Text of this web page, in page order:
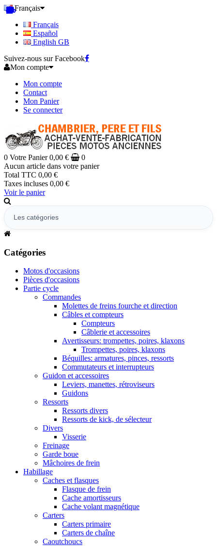
Français
Français
Español
English GB
Suivez-nous sur Facebook
Mon compte
Mon compte
Contact
Mon Panier
Se connecter
0 Votre Panier 0,00 €
0
Aucun article dans votre panier
Total TTC 0,00 €
Taxes incluses 0,00 €
Voir le panier
Catégories
Motos d'occasions
Pièces d'occasions
Partie cycle
Commandes
Molettes de freins fourche et direction
Câbles et compteurs
Compteurs
Câblerie et accessoires
Avertisseurs: trompettes, poires, klaxons
Trompettes, poires, klaxons
Béquilles: armatures, pinces, ressorts
Commutateurs et interrupteurs
Guidon et accessoires
Leviers, manettes, rétroviseurs
Guidons
Ressorts
Ressorts divers
Ressorts de kick, de sélecteur
Divers
Visserie
Freinage
Garde boue
Mâchoires de frein
Habillage
Caches et flasques
Flasque de frein
Cache amortisseurs
Cache volant magnétique
Carters
Carters primaire
Carters de chaîne
Caoutchoucs